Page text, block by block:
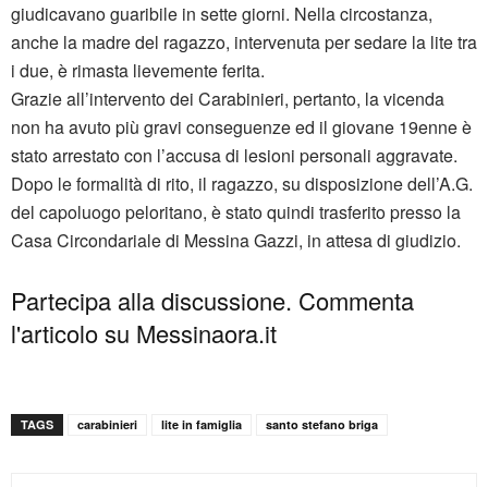
giudicavano guaribile in sette giorni. Nella circostanza,
anche la madre del ragazzo, intervenuta per sedare la lite tra
i due, è rimasta lievemente ferita.
Grazie all’intervento dei Carabinieri, pertanto, la vicenda
non ha avuto più gravi conseguenze ed il giovane 19enne è
stato arrestato con l’accusa di lesioni personali aggravate.
Dopo le formalità di rito, il ragazzo, su disposizione dell’A.G.
del capoluogo peloritano, è stato quindi trasferito presso la
Casa Circondariale di Messina Gazzi, in attesa di giudizio.
Partecipa alla discussione. Commenta
l'articolo su Messinaora.it
TAGS carabinieri lite in famiglia santo stefano briga